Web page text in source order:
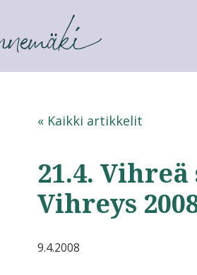
« Kaikki artikkelit
21.4.
Vihreys
9.4.2008